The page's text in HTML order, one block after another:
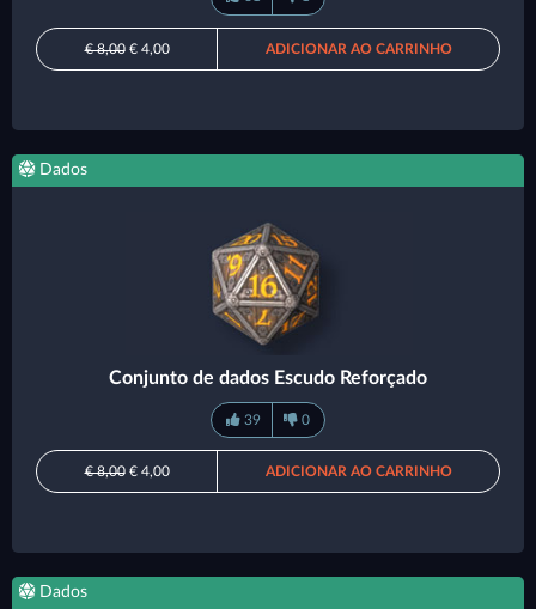
€ 8,00€ 4,00 ADICIONAR AO CARRINHO
Dados
Conjunto de dados Escudo Reforçado
39 0
€ 8,00€ 4,00 ADICIONAR AO CARRINHO
Dados